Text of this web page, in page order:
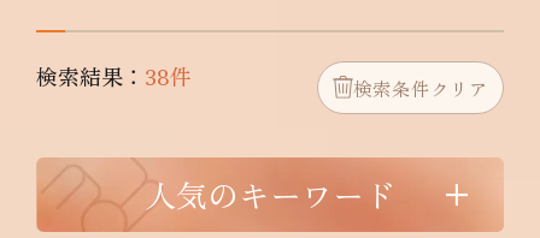
検索結果： 38件 検索条件クリア
人気のキーワード